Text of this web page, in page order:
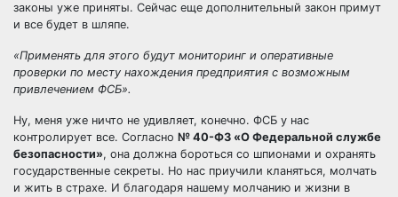
законы уже приняты. Сейчас еще дополнительный закон примут
и все будет в шляпе.
«Применять для этого будут мониторинг и оперативные
проверки по месту нахождения предприятия с возможным
привлечением ФСБ».
Ну, меня уже ничто не удивляет, конечно. ФСБ у нас
контролирует все. Согласно № 40-ФЗ «О Федеральной службе
безопасности», она должна бороться со шпионами и охранять
государственные секреты. Но нас приучили кланяться, молчать
и жить в страхе. И благодаря нашему молчанию и жизни в